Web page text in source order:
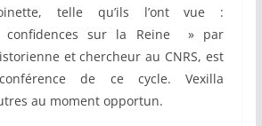
telle qu’ils l’ont vue :
confidences sur la Reine » par
et chercheur au CNRS, est
de ce cycle. Vexilla
au moment opportun.